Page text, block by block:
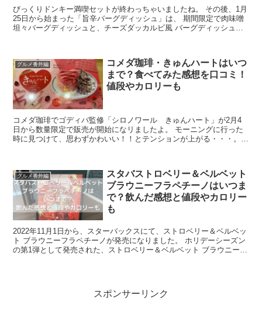
びっくりドンキー満喫セットが終わっちゃいましたね。 その後、1月
25日から始まった「旨辛バーグディッシュ」は、 期間限定で肉味噌
坦々バーグディッシュと、チーズダッカルビ風 バーグディッシュの2
グルメ番外編
コメダ珈琲・きゅんハートはいつ
まで？食べてみた感想を口コミ！
値段やカロリーも
コメダ珈琲でゴディバ監修「シロノワール きゅんハート」が2月4
日から数量限定で販売が開始になリましたよ。 モーニングに行った
時に見つけて、思わずかわいい！！とテンションが上がる・・・。
グルメ番外編
スタバストロベリー＆ベルベット
ブラウニーフラペチーノはいつま
で？飲んだ感想と値段やカロリー
も
2022年11月1日から、スターバックスにて、ストロベリー＆ベルベッ
ト ブラウニーフラペチーノが発売になりました。 ホリデーシーズン
の第1弾として発売された、ストロベリー＆ベルベット ブラウニーフ
スポンサーリンク